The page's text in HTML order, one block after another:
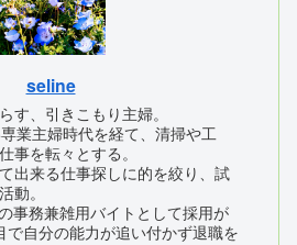
seline
す、引きこもり主婦。
業主婦時代を経て、清掃や工
事を転々とする。
出来る仕事探しに的を絞り、試
動。
事務兼雑用バイトとして採用が
で自分の能力が追い付かず退職を